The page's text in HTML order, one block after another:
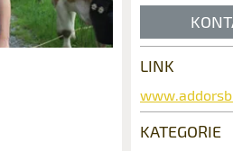
LINK
KATEGORIE